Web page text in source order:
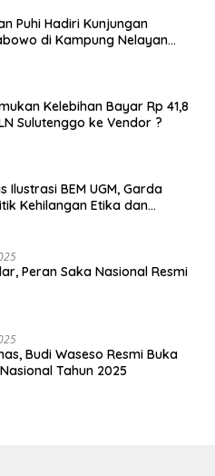
Puhi Hadiri Kunjungan
di Kampung Nelayan
Kelebihan Bayar Rp 41,8
Sulutenggo ke Vendor ?
Ilustrasi BEM UGM, Garda
Kehilangan Etika dan
Peran Saka Nasional Resmi
Budi Waseso Resmi Buka
Tahun 2025